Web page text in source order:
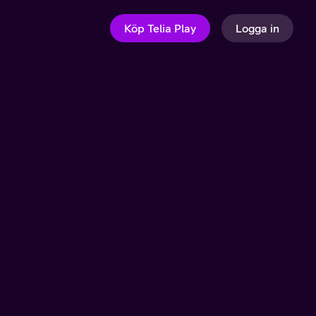
Köp Telia Play Logga in